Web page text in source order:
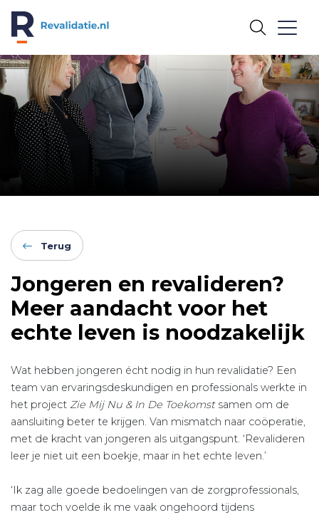
REVALIDATIE.NL
Terug
Jongeren en revalideren?
Meer aandacht voor het
echte leven is noodzakelijk
Wat hebben jongeren écht nodig in hun revalidatie? Een
team van ervaringsdeskundigen en professionals werkte in
het project Zie Mij Nu & In De Toekomstsamen om de
aansluiting beter te krijgen. Van mismatch naar coöperatie,
met de kracht van jongeren als uitgangspunt. ‘Revalideren
leer je niet uit een boekje, maar in het echte leven.’
‘Ik zag alle goede bedoelingen van de zorgprofessionals,
maar toch voelde ik me vaak ongehoord tijdens